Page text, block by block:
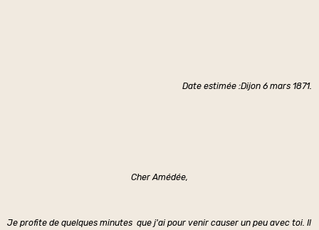
Date estimée :Dijon 6 mars 1871.
Cher Amédée,
Je profite de quelques minutes que j'ai pour venir causer un peu avec toi. Il